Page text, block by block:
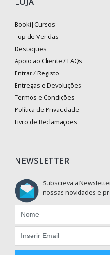
Booki|Cursos
Top de Vendas
Destaques
Apoio ao Cliente / FAQs
Entrar / Registo
Entregas e Devoluções
Termos e Condições
Política de Privacidade
Livro de Reclamações
NEWSLETTER
Subscreva a
nossas novidades e